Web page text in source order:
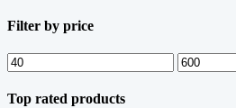
Filter by price
Preço
mínimo
Preço
máximo
Top rated products